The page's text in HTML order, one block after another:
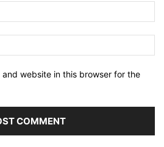
and website in this browser for the